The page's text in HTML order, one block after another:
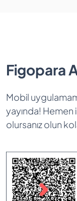
Figopara
Mobil
yayında! Hemen
olursanız olun